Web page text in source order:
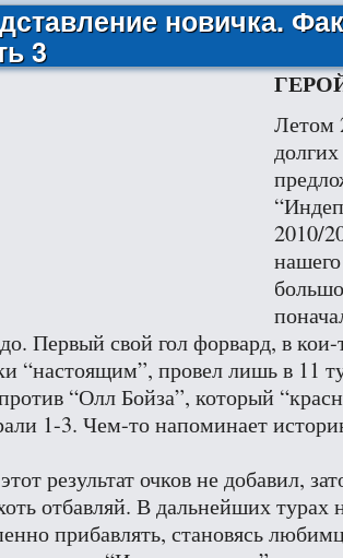
новичка.
3
Летом
2010/
Первый свой гол форвард, в кои-
“настоящим”, провел лишь в 11
“Олл Бойза”, который
1-3. Чем-то напоминает
результат очков не добавил,
отбавляй. В дальнейших
прибавлять, становясь